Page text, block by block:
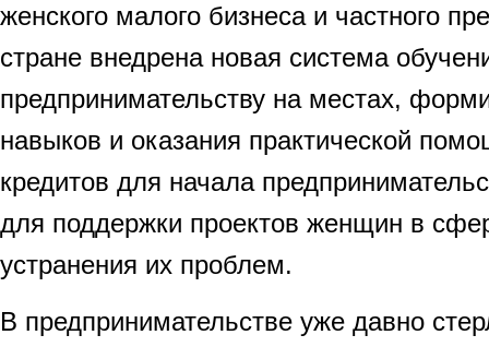
женского малого бизнеса и частного
стране внедрена новая система
предпринимательству на местах,
навыков и оказания практической
кредитов для начала
для поддержки проектов женщин в
устранения их проблем.
В предпринимательстве уже давно